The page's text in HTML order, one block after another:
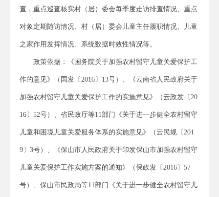
查，重点巡查核实村（居）委会每季度走访排查情况、重点
对象定期随访情况、村（居）委会儿童主任履职情况、儿童
之家作用发挥情况、系统数据时效性情况等。
政策依据：《国务院关于加强农村留守儿童关爱保护工
作的意见》（国发〔2016〕13号）、《云南省人民政府关于
加强农村留守儿童关爱保护工作的实施意见》（云政发〔20
16〕52号）、省民政厅等11部门《关于进一步健全农村留守
儿童和困境儿童关爱服务体系的实施意见》（云民规〔201
9〕3号）、《保山市人民政府关于印发保山市加强农村留守
儿童关爱保护工作实施方案的通知》（保政发〔2016〕57
号）、保山市民政局等11部门《关于进一步健全农村留守儿